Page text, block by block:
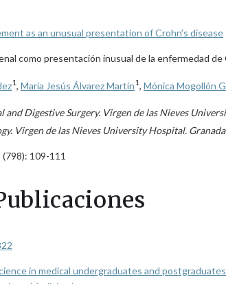
as an unusual presentation of Crohn’s disease
como presentación inusual de la enfermedad de
1, María Jesús Álvarez Martín1, Mónica Mogollón
and Digestive Surgery. Virgen de las Nieves
Virgen de las Nieves University Hospital.
109-111
in medical undergraduates and